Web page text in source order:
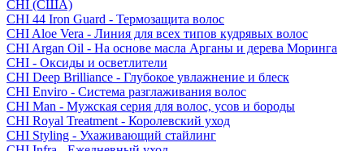
CHI (США)
CHI 44 Iron Guard - Термозащита волос
CHI Aloe Vera - Линия для всех типов кудрявых волос
CHI Argan Oil - На основе масла Арганы и дерева Моринга
CHI - Оксиды и осветлители
CHI Deep Brilliance - Глубокое увлажнение и блеск
CHI Enviro - Система разглаживания волос
CHI Man - Мужская серия для волос, усов и бороды
CHI Royal Treatment - Королевский уход
CHI Styling - Ухаживающий стайлинг